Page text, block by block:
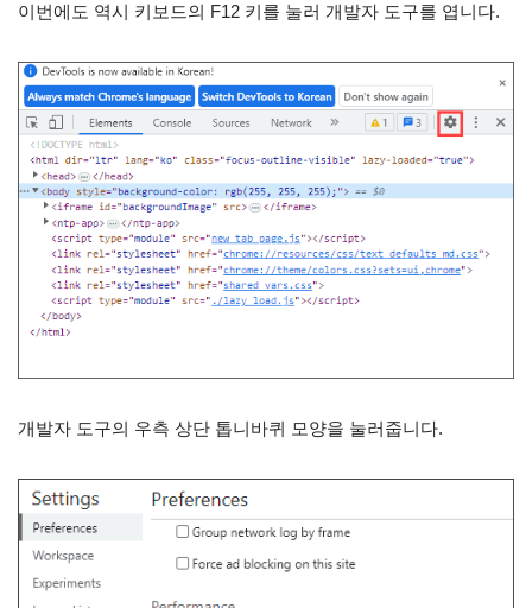
이번에도 역시 키보드의 F12 키를 눌러 개발자 도구를 엽니다.
개발자 도구의 우측 상단 톱니바퀴 모양을 눌러줍니다.